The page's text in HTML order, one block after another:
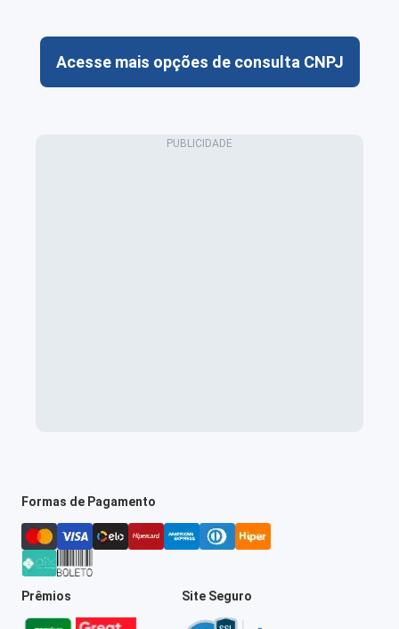
Acesse mais opções de consulta CNPJ
Formas de Pagamento
Prêmios Site Seguro